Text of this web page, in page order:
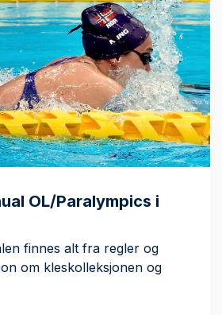
OL/Paralympics i
finnes alt fra regler og
om kleskolleksjonen og